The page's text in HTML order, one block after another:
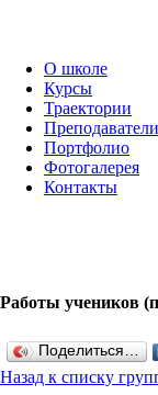
О школе
Курсы
Траектории
Преподаватели
Портфолио
Фотогалерея
Контакты
Работы учеников
Поделиться…
Назад к списку